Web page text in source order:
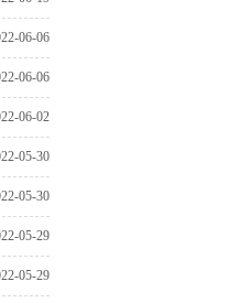
06-06
06-06
06-02
05-30
05-30
05-29
05-29